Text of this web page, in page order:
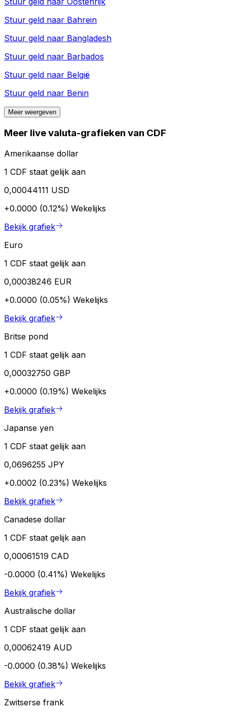
Stuur geld naar Bahrein
Stuur geld naar Bangladesh
Stuur geld naar Barbados
Stuur geld naar België
Stuur geld naar Benin
Meer weergeven
Meer live valuta-grafieken van CDF
Amerikaanse dollar
1 CDF staat gelijk aan
0,00044111 USD
+0.0000 (0.12%) Wekelijks
Bekijk grafiek
Euro
1 CDF staat gelijk aan
0,00038246 EUR
+0.0000 (0.05%) Wekelijks
Bekijk grafiek
Britse pond
1 CDF staat gelijk aan
0,00032750 GBP
+0.0000 (0.19%) Wekelijks
Bekijk grafiek
Japanse yen
1 CDF staat gelijk aan
0,0696255 JPY
+0.0002 (0.23%) Wekelijks
Bekijk grafiek
Canadese dollar
1 CDF staat gelijk aan
0,00061519 CAD
-0.0000 (0.41%) Wekelijks
Bekijk grafiek
Australische dollar
1 CDF staat gelijk aan
0,00062419 AUD
-0.0000 (0.38%) Wekelijks
Bekijk grafiek
Zwitserse frank